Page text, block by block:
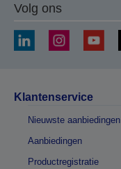
Volg ons
Klantenservice
Nieuwste aanbiedingen
Aanbiedingen
Productregistratie